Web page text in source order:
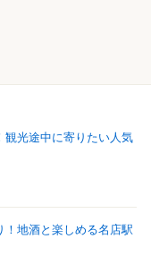
観光途中に寄りたい人気
！地酒と楽しめる名店駅